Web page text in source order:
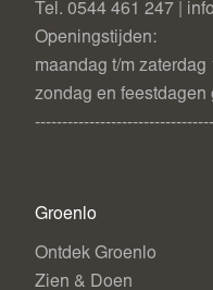
Tel. 0544 461 247 |
Openingstijden:
maandag t/m zaterdag
zondag en feestdagen
Groenlo
Ontdek Groenlo
Zien & Doen